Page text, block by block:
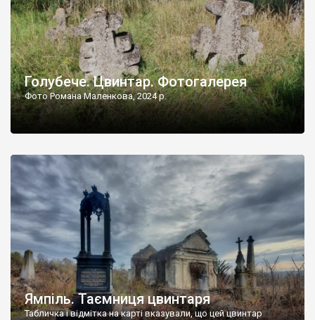
Голубече. Цвинтар. Фотогалерея
Фото Романа Маленкова, 2024 р.
Ямпіль. Таємниця цвинтаря
Табличка і відмітка на карті вказували, що цей цвинтар